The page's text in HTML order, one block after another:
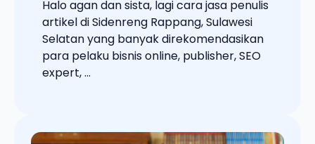
Halo agan dan sista, lagi cara jasa penulis
artikel di Sidenreng Rappang, Sulawesi
Selatan yang banyak direkomendasikan
para pelaku bisnis online, publisher, SEO
expert, ...